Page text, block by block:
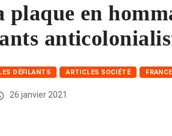
plaque en
DÉFILANTS ARTICLES SOCIÉTÉ FRANCE
26 janvier 2021